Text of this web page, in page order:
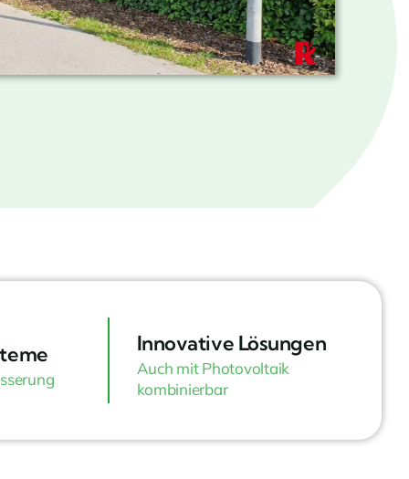
Innovative Lösungen
Auch mit Photovoltaik
kombinierbar